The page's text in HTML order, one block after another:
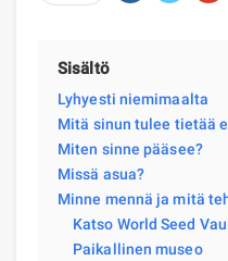
Sisältö
Lyhyesti niemimaalta
Mitä sinun tulee tietää
Miten sinne pääsee?
Missä asua?
Minne mennä ja mitä
Katso World Seed
Paikallinen museo